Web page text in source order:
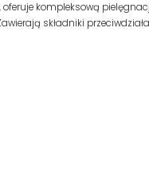
kompleksową
składniki